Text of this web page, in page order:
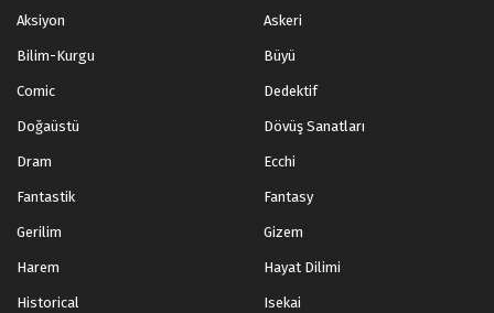
Aksiyon Askeri
Bilim-Kurgu Büyü
Comic Dedektif
Doğaüstü Dövüş Sanatları
Dram Ecchi
Fantastik Fantasy
Gerilim Gizem
Harem Hayat Dilimi
Historical Isekai